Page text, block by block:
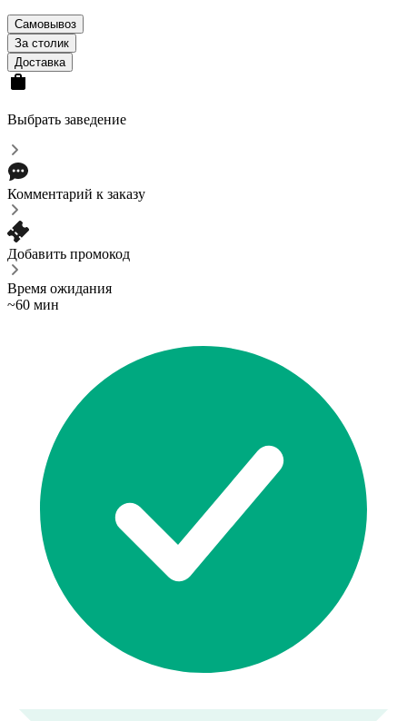
Самовывоз
За столик
Доставка
Выбрать заведение
Комментарий к заказу
Добавить промокод
Время ожидания
~60 мин